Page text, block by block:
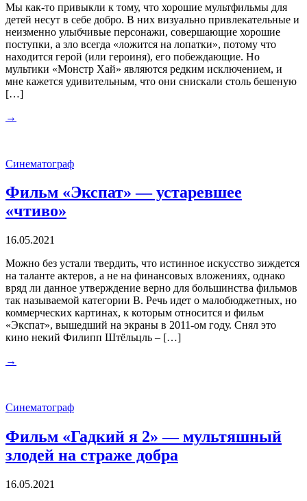
Мы как-то привыкли к тому, что хорошие мультфильмы для
детей несут в себе добро. В них визуально привлекательные и
неизменно улыбчивые персонажи, совершающие хорошие
поступки, а зло всегда «ложится на лопатки», потому что
находится герой (или героиня), его побеждающие. Но
мультики «Монстр Хай» являются редким исключением, и
мне кажется удивительным, что они снискали столь бешеную
[…]
→
Синематограф
Фильм «Экспат» — устаревшее
«чтиво»
16.05.2021
Можно без устали твердить, что истинное искусство зиждется
на таланте актеров, а не на финансовых вложениях, однако
вряд ли данное утверждение верно для большинства фильмов
так называемой категории В. Речь идет о малобюджетных, но
коммерческих картинах, к которым относится и фильм
«Экспат», вышедший на экраны в 2011-ом году. Снял это
кино некий Филипп Штёльцль – […]
→
Синематограф
Фильм «Гадкий я 2» — мультяшный
злодей на страже добра
16.05.2021